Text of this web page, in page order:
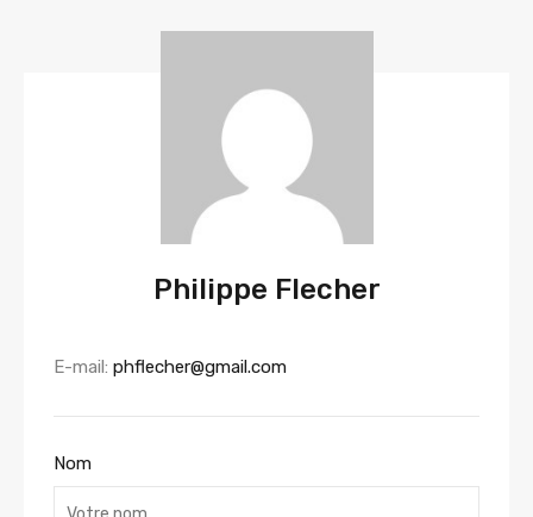
Philippe Flecher
E-mail: phflecher@gmail.com
Nom